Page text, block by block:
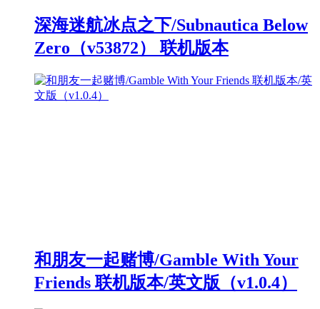
深海迷航冰点之下/Subnautica Below
Zero（v53872） 联机版本
和朋友一起赌博/Gamble With Your
Friends 联机版本/英文版（v1.0.4）